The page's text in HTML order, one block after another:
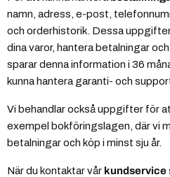
namn, adress, e-post,
och orderhistorik. Dessa
dina varor, hantera betalningar
sparar denna information i 36
kunna hantera garanti- och
Vi behandlar också uppgifter för
exempel bokföringslagen, där vi
betalningar och köp i minst sju år.
När du kontaktar vår kundservice